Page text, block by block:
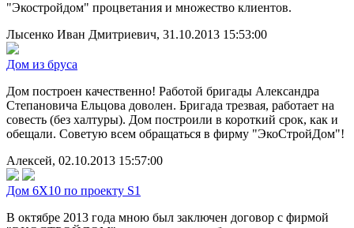
"Экостройдом" процветания и множество клиентов.
Лысенко Иван Дмитриевич, 31.10.2013 15:53:00
Дом из бруса
Дом построен качественно! Работой бригады Александра
Степановича Ельцова доволен. Бригада трезвая, работает на
совесть (без халтуры). Дом построили в короткий срок, как и
обещали. Советую всем обращаться в фирму "ЭкоСтройДом"!
Алексей, 02.10.2013 15:57:00
Дом 6Х10 по проекту S1
В октябре 2013 года мною был заключен договор с фирмой